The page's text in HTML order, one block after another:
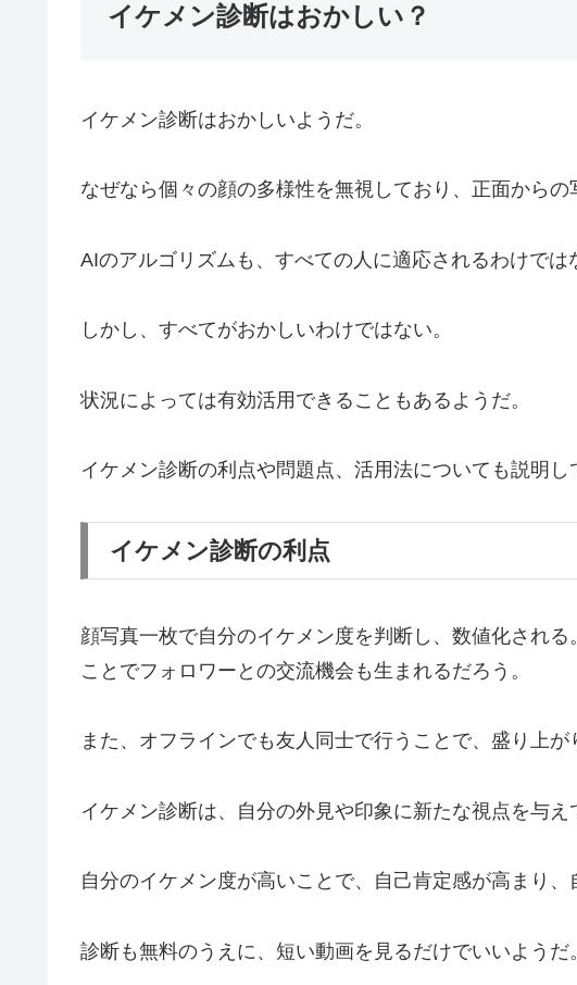
イケメン診断はおかしい？
イケメン診断はおかしいようだ。
なぜなら個々の顔の多様性を無視しており、正面からの
AIのアルゴリズムも、すべての人に適応されるわけでは
しかし、すべてがおかしいわけではない。
状況によっては有効活用できることもあるようだ。
イケメン診断の利点や問題点、活用法についても説明し
イケメン診断の利点
顔写真一枚で自分のイケメン度を判断し、数値化され
ことでフォロワーとの交流機会も生まれるだろう。
また、オフラインでも友人同士で行うことで、盛り上が
イケメン診断は、自分の外見や印象に新たな視点を与え
自分のイケメン度が高いことで、自己肯定感が高まり、
診断も無料のうえに、短い動画を見るだけでいいようだ。